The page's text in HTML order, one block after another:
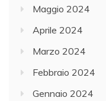
Maggio 2024
Aprile 2024
Marzo 2024
Febbraio 2024
Gennaio 2024